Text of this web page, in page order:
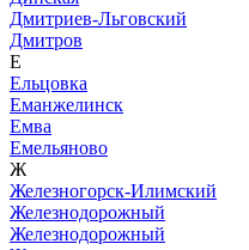
Дмитриев-Льговский
Дмитров
Е
Ельцовка
Еманжелинск
Емва
Емельяново
Ж
Железногорск-Илимский
Железнодорожный
Железнодорожный